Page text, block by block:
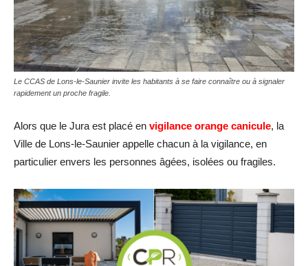
Le CCAS de Lons-le-Saunier invite les habitants à se faire connaître ou à signaler
rapidement un proche fragile.
Alors que le Jura est placé en vigilance orange canicule, la
Ville de Lons-le-Saunier appelle chacun à la vigilance, en
particulier envers les personnes âgées, isolées ou fragiles.